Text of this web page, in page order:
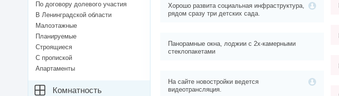
Хорошо развита социальная инфраструктура,
рядом сразу три детских сада.
Панорамные окна, лоджии с 2х-камерными
стеклопакетами
На сайте новостройки ведется
видеотрансляция.
По договору долевого участия
В Ленинградской области
Малоэтажные
Планируемые
Строящиеся
С пропиской
Апартаменты
Комнатность